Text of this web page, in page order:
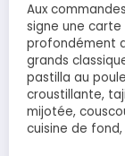
Aux
signe une
profondément
grands
pastilla au
croustillante,
mijotée,
cuisine de